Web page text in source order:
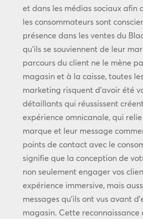
et dans les médias sociaux afin
les consommateurs sont
présence dans les ventes du
qu’ils se souviennent de leur
parcours du client ne le mène
magasin et à la caisse, toutes
marketing risquent d’avoir été
détaillants qui réussissent
expérience omnicanale, qui
marque et leur message
points de contact avec le
signifie que la conception de
non seulement engager vos
expérience immersive, mais
messages qu’ils ont vus avant
magasin. Cette